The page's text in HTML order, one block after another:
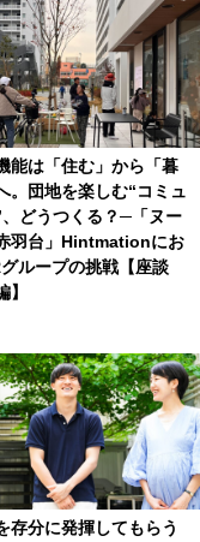
能は「住む」から「暮
。団地を楽しむ“コミュ
、どうつくる？─「ヌー
羽台」Hintmationにお
ループの挑戦【座談
】
存分に発揮してもらう